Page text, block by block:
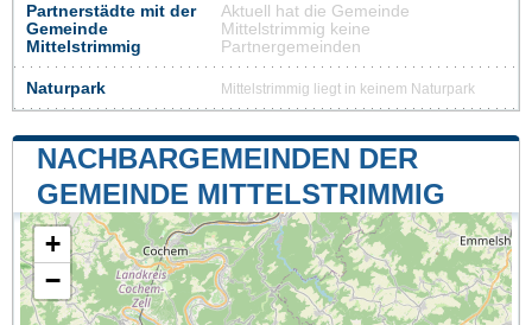
Partnerstädte mit der
Gemeinde
Mittelstrimmig
Aktuell hat die Gemeinde
Mittelstrimmig keine
Partnergemeinden
Naturpark Mittelstrimmig liegt in keinem Naturpark
NACHBARGEMEINDEN DER
GEMEINDE MITTELSTRIMMIG
+
−